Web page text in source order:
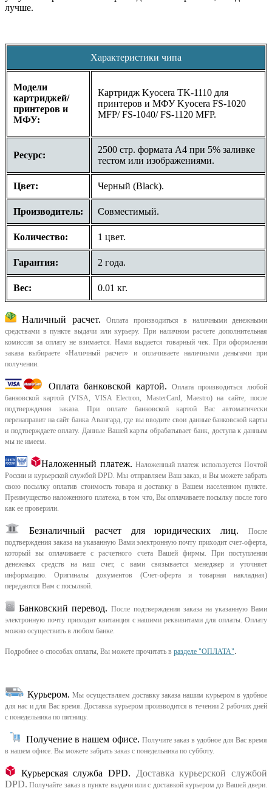
лучше.
Характеристики чипа
Модели
картриджей/
принтеров и
МФУ:
Картридж Kyocera TK-1110 для
принтеров и МФУ Kyocera FS-1020
MFP/ FS-1040/ FS-1120 MFP.
Ресурс:
2500 стр. формата A4 при 5% заливке
тестом или изображениями.
Цвет: Черный (Black).
Производитель: Совместимый.
Количество: 1 цвет.
Гарантия: 2 года.
Вес: 0.01 кг.
Наличный расчет.
Оплата производиться в наличными денежными
средствами в пункте выдачи или курьеру. При наличном расчете дополнительная
комиссия за оплату не взимается. Нами выдается товарный чек. При оформлении
заказа выбираете «Наличный расчет» и оплачиваете наличными деньгами при
получении.
Оплата банковской картой.
Оплата производиться любой
банковской картой (VISA, VISA Electron, MasterCard, Maestro) на сайте, после
подтверждения заказа. При оплате банковской картой Вас автоматически
перенаправит на сайт банка Авангард, где вы вводите свои данные банковской карты
и подтверждаете оплату. Данные Вашей карты обрабатывает банк, доступа к данным
мы не имеем.
Наложенный платеж. Наложенный платеж используется Почтой
России и курьерской службой DPD. Мы отправляем Ваш заказ, и Вы можете забрать
свою посылку оплатив стоимость товара и доставку в Вашем населенном пункте.
Преимущество наложенного платежа, в том что, Вы оплачиваете посылку после того
как ее проверили.
Безналичный расчет для юридических лиц.
После
подтверждения заказа на указанную Вами электронную почту приходит счет-оферта,
который вы оплачиваете с расчетного счета Вашей фирмы. При поступлении
денежных средств на наш счет, с вами связывается менеджер и уточняет
информацию. Оригиналы документов (Счет-оферта и товарная накладная)
передаются Вам с посылкой.
Банковский перевод. После подтверждения заказа на указанную Вами
электронную почту приходит квитанция с нашими реквизитами для оплаты. Оплату
можно осуществить в любом банке.
Подробнее о способах оплаты, Вы можете прочитать в разделе "ОПЛАТА"
Курьером. Мы осуществляем доставку заказа нашим курьером в удобное
для нас и для Вас время. Доставка курьером производится в течении 2 рабочих дней
с понедельника по пятницу.
Получение в нашем офисе. Получите заказ в удобное для Вас время
в нашем офисе. Вы можете забрать заказ с понедельника по субботу.
Курьерская служба DPD.
Доставка курьерской службой
DPD. Получайте заказ в пункте выдачи или с доставкой курьером до Вашей двери.